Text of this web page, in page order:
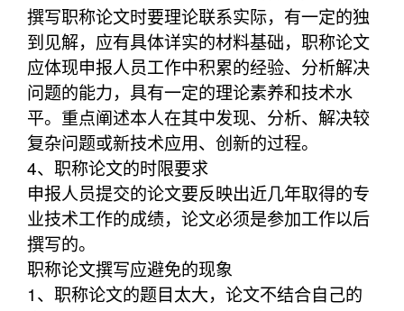
撰写职称论文时要理论联系实际，有一定的独
到见解，应有具体详实的材料基础，职称论文
应体现申报人员工作中积累的经验、分析解决
问题的能力，具有一定的理论素养和技术水
平。重点阐述本人在其中发现、分析、解决较
复杂问题或新技术应用、创新的过程。
4、职称论文的时限要求
申报人员提交的论文要反映出近几年取得的专
业技术工作的成绩，论文必须是参加工作以后
撰写的。
职称论文撰写应避免的现象
1、职称论文的题目太大，论文不结合自己的